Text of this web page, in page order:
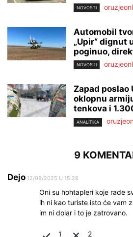
NOVOSTI
Automobil
„Upir“ dignut
poginuo,
NOVOSTI
Zapad
oklopnu
tenkova i
ANALITIKA
9
Dejo 12/08/2025 U 15:28
Oni su hohtapleri koje rade
ih ni kao turiste isto će vam
im ni dolar i to je zatrovano.
1 2